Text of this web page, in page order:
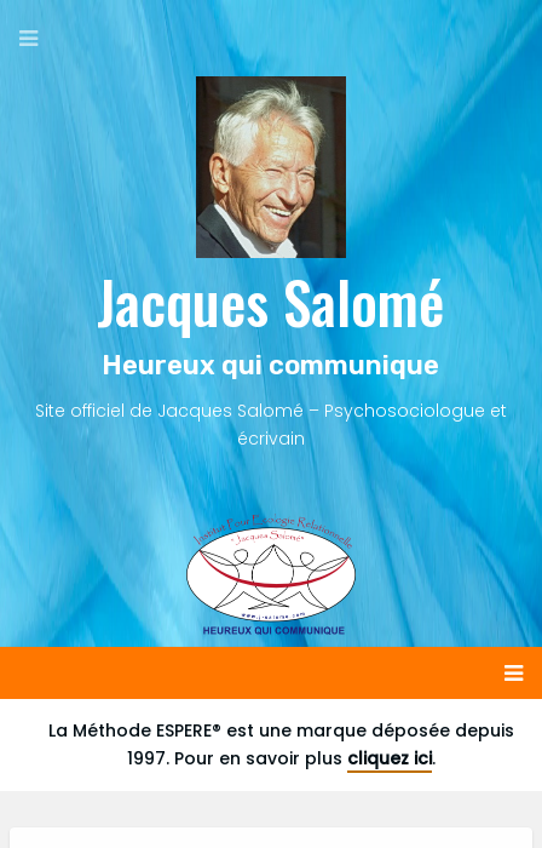
au
Jacques Salomé
Heureux qui communique
Site officiel de Jacques Salomé – Psychosociologue et
écrivain
Main
navigation
La Méthode ESPERE® est une marque déposée depuis
1997. Pour en savoir plus cliquez ici.